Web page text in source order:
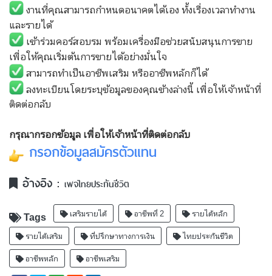
งานที่คุณสามารถกำหนดอนาคตได้เอง ทั้งเรื่องเวลาทำงาน
และรายได้
เข้าร่วมคอร์สอบรม พร้อมเครื่องมือช่วยสนับสนุนการขาย
เพื่อให้คุณเริ่มต้นการขายได้อย่างมั่นใจ
สามารถทำเป็นอาชีพเสริม หรืออาชีพหลักก็ได้
ลงทะเบียนโดยระบุข้อมูลของคุณข้างล่างนี้ เพื่อให้เจ้าหน้าที่
ติดต่อกลับ
กรุณากรอกข้อมูล เพื่อให้เจ้าหน้าที่ติดต่อกลับ
กรอกข้อมูลสมัครตัวแทน
อ้างอิง :เพจไทยประกันชีวิต
Tags เสริมรายได้ อาชีพที่ 2 รายได้หลัก
รายได้เสริม ที่ปรึกษาทางการเงิน ไทยประกันชีวิต
อาชีพหลัก อาชีพเสริม